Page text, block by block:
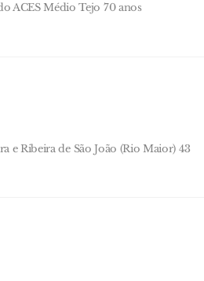
ACES Médio Tejo 70 anos
e Ribeira de São João (Rio Maior) 43